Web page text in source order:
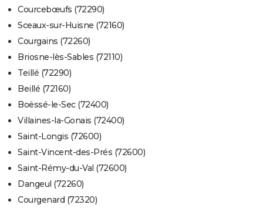
Courcebœufs (72290)
Sceaux-sur-Huisne (72160)
Courgains (72260)
Briosne-lès-Sables (72110)
Teillé (72290)
Beillé (72160)
Boëssé-le-Sec (72400)
Villaines-la-Gonais (72400)
Saint-Longis (72600)
Saint-Vincent-des-Prés (72600)
Saint-Rémy-du-Val (72600)
Dangeul (72260)
Courgenard (72320)